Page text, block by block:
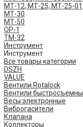
МТ-12, МТ-25, МТ-25-01
МТ-30
МТ-50
ОР-1
ТМ-32
Инструмент
Инструмент
Все товары категории
DSZH
VALUE
Вентили Rotalock
Вентили
Весы электронные
Виброгасители
Клапана
Коллекторы